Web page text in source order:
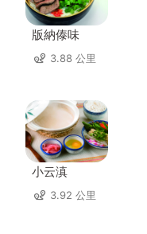
版納傣味
3.88 公里
小云滇
3.92 公里